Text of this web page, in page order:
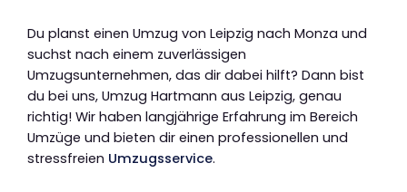
Du planst einen Umzug von Leipzig nach Monza und
suchst nach einem zuverlässigen
Umzugsunternehmen, das dir dabei hilft? Dann bist
du bei uns, Umzug Hartmann aus Leipzig, genau
richtig! Wir haben langjährige Erfahrung im Bereich
Umzüge und bieten dir einen professionellen und
stressfreien Umzugsservice.